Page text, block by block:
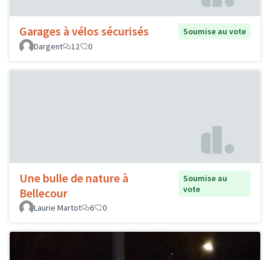
Garages à vélos sécurisés
Soumise au vote
Dargent
12 0
Une bulle de nature à
Bellecour
Soumise au
vote
Laurie Martot
6 0